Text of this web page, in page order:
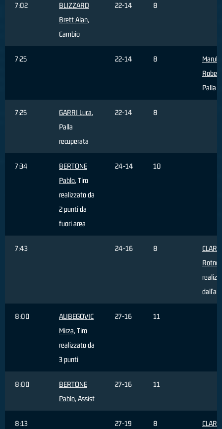
7:02
BLIZZARD
Brett Alan,
Cambio
22-14 8
7:25 22-14 8
Marulli
Palla
7:25 GARRI Luca,
Palla
recuperata
22-14 8
7:34
BERTONE
Pablo, Tiro
realizzato da
2 punti da
fuori area
24-14 10
7:43 24-16 8
Rotnei
8:00
ALIBEGOVIC
Mirza, Tiro
realizzato da
3 punti
27-16 11
8:00
BERTONE
Pablo, Assist
27-16 11
8:13 27-19 8